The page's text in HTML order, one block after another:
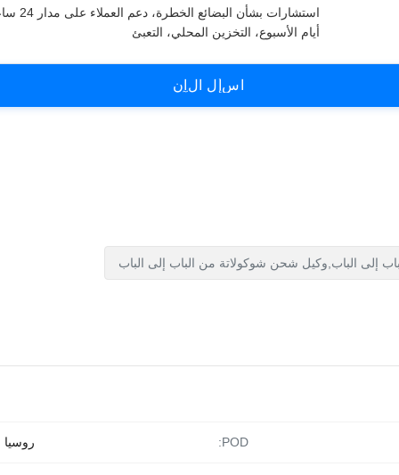
استشارات
أيام الأسبوع، التخزين المحلي، التعبئ
س ل ل ن
POD: روسيا